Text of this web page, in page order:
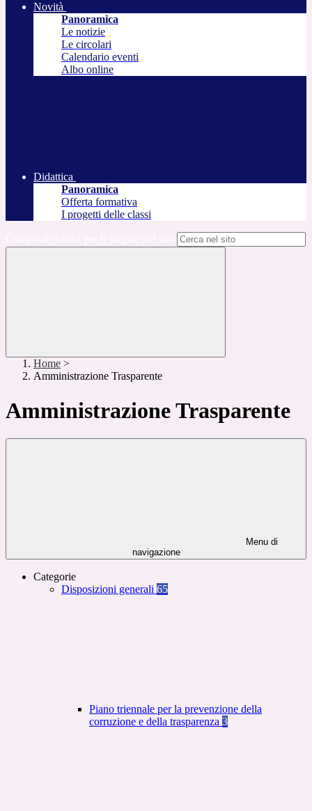
Novità
Panoramica
Le notizie
Le circolari
Calendario eventi
Albo online
Didattica
Panoramica
Offerta formativa
I progetti delle classi
Home >
Amministrazione Trasparente
Amministrazione Trasparente
Menu di
navigazione
Categorie
Disposizioni generali 65
Piano triennale per la prevenzione della
corruzione e della trasparenza 3